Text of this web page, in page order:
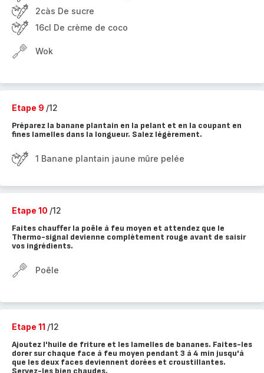
2càs De sucre
16cl De crème de coco
Wok
Etape 9 /12
Préparez la banane plantain en la pelant et en la coupant en
fines lamelles dans la longueur. Salez légèrement.
1 Banane plantain jaune mûre pelée
Etape 10 /12
Faites chauffer la poêle à feu moyen et attendez que le
Thermo-signal devienne complètement rouge avant de saisir
vos ingrédients.
Poêle
Etape 11 /12
Ajoutez l'huile de friture et les lamelles de bananes. Faites-les
dorer sur chaque face à feu moyen pendant 3 à 4 min jusqu'à
que les deux faces deviennent dorées et croustillantes.
Servez-les bien chaudes.